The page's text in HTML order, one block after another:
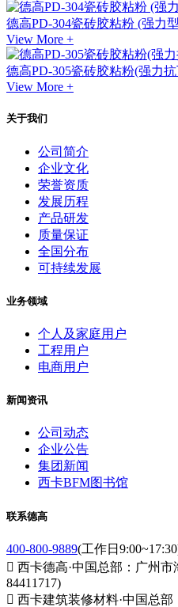
德高PD-304瓷砖胶粘粉 (强力
View More +
德高PD-305瓷砖胶粘粉(强力
View More +
关于我们
公司简介
企业文化
荣誉资质
发展历程
产品研发
质量保证
全国分布
可持续发展
业务领域
个人及家庭用户
工程用户
电商用户
新闻资讯
公司动态
企业公告
集团新闻
西卡BFM图书馆
联系德高
400-800-9889(工作日
 西卡德高·中国总部：广州
84411717)
 西卡建筑装修材料·中国总